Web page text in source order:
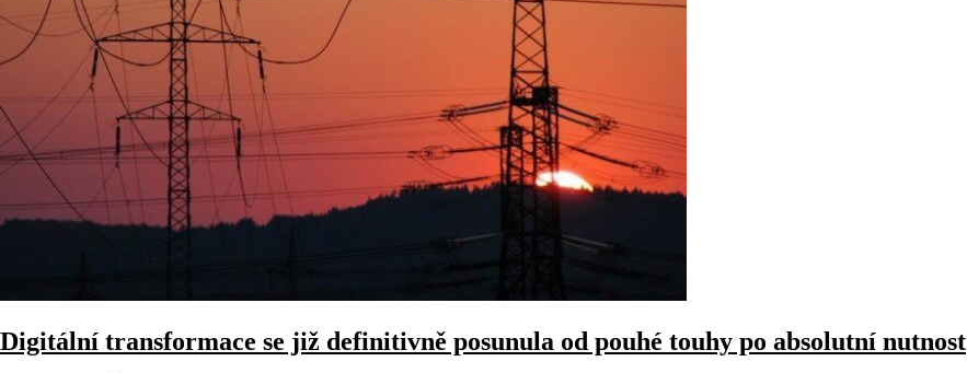
Digitální transformace se již definitivně posunula od pouhé touhy po absolutní nutnost